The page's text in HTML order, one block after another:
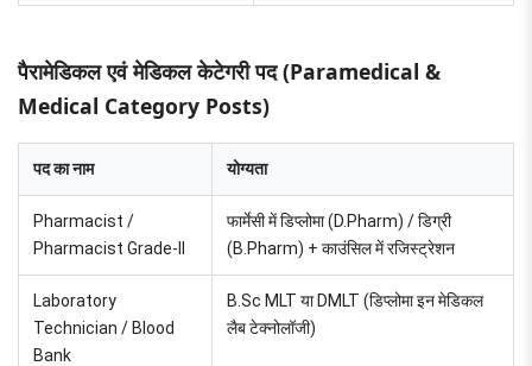
पैरामेडिकल एवं मेडिकल केटेगरी पद (Paramedical &
Medical Category Posts)
पद का नाम योग्यता
Pharmacist /
Pharmacist Grade-II
फार्मेसी में डिप्लोमा (D.Pharm) / डिग्री
(B.Pharm) + काउंसिल में रजिस्ट्रेशन
Laboratory
Technician / Blood
Bank
B.Sc MLT या DMLT (डिप्लोमा इन मेडिकल
लैब टेक्नोलॉजी)